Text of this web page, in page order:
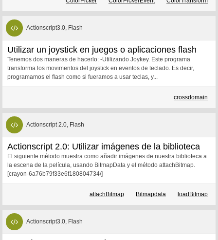
Actionscript3.0, Flash
Utilizar un joystick en juegos o aplicaciones flash
Tenemos dos maneras de hacerlo: -Utilizando Joykey. Este programa
transforma los movimentos del joystick en eventos de teclado. Es decir,
programamos el flash como si fueramos a usar teclas, y...
crossdomain
Actionscript 2.0, Flash
Actionscript 2.0: Utilizar imágenes de la biblioteca
El siguiente método muestra como añadir imágenes de nuestra biblioteca a
la escena de la película, usando BitmapData y el método attachBitmap.
[crayon-6a76b79f33e6f180804734/]
attachBitmap Bitmapdata loadBitmap
Actionscript3.0, Flash